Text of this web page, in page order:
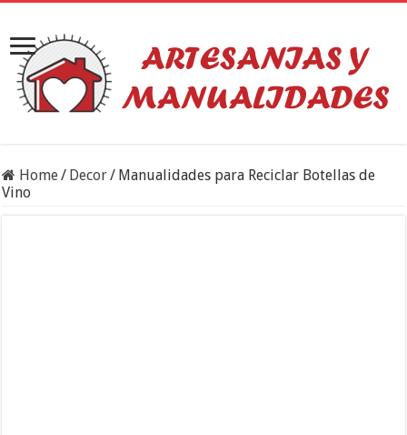
Home/ Decor/ Manualidades para Reciclar Botellas de
Vino